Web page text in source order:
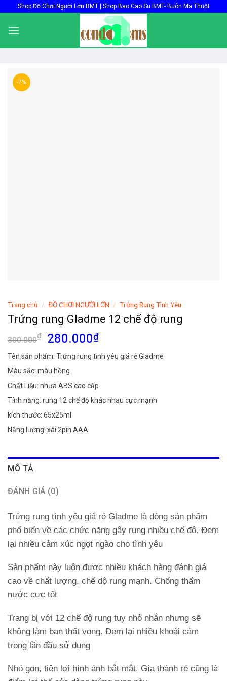
content
Shop Đồ Chơi Người Lớn BMT | Shop Bao Cao Su BMT- Buôn Ma Thuột
-7%
Trang chủ / ĐỒ CHƠI NGƯỜI LỚN / Trứng Rung Tình Yêu
Trứng rung Gladme 12 chế độ rung
300.000₫
Giá
gốc
là:
300.000₫.
280.000₫Giá
hiện
tại
280.000₫.
Tên sản phẩm: Trứng rung tình yêu giá rẻ Gladme
Màu sắc: màu hồng
Chất Liệu: nhựa ABS cao cấp
Tính năng: rung 12 chế độ khác nhau cực mạnh
kích thước: 65x25ml
Năng lượng: xài 2pin AAA
MÔ TẢ
ĐÁNH GIÁ (0)
Trứng rung tình yêu giá rẻ Gladme là dòng sản phẩm
phổ biến về các chức năng gây rung nhiều chế độ. Đem
lại nhiều cảm xúc ngọt ngào cho tình yêu
Sản phẩm này luôn đươc nhiều khách hàng đánh giá
cao về chất lượng, chế dộ rung mạnh. Chống thấm
nước cực tốt
Trang bị với 12 chế độ rung tuy nhỏ nhắn nhưng sẽ
không làm bạn thất vọng. Đem lại nhiều khoái cảm
trong lần đầu sử dụng
Nhỏ gon, tiện lợi hình ảnh bắt mắt. Gía thành rẻ cũng là